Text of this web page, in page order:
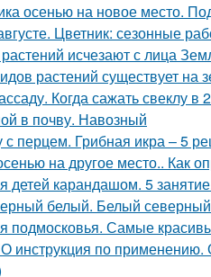
осенью на новое место.
Цветник: сезонные
исчезают с лица
растений существует
Когда сажать свеклу в
в почву. Навозный
с перцем. Грибная икра – 5
на другое место.. Как
детей карандашом. 5
белый. Белый
подмосковья. Самые
инструкция по